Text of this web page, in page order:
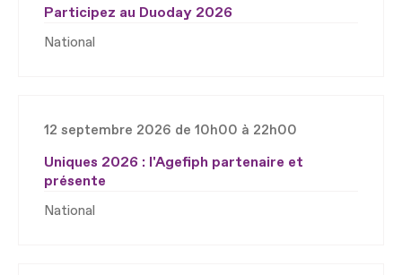
Participez au Duoday 2026
National
12 septembre 2026 de 10h00 à 22h00
Uniques 2026 : l'Agefiph partenaire et
présente
National